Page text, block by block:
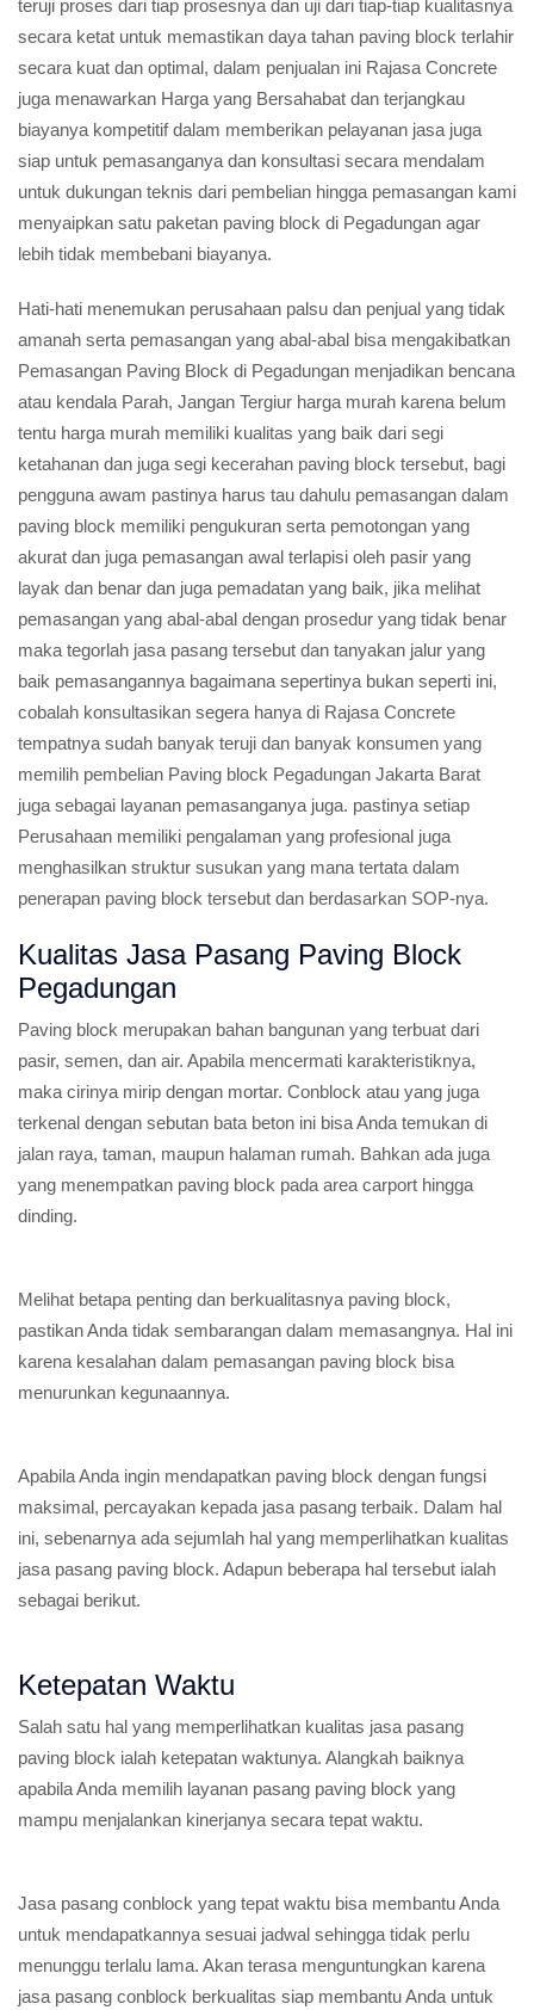
teruji proses dari tiap prosesnya dan uji dari tiap-tiap kualitasnya
secara ketat untuk memastikan daya tahan paving block terlahir
secara kuat dan optimal, dalam penjualan ini Rajasa Concrete
juga menawarkan Harga yang Bersahabat dan terjangkau
biayanya kompetitif dalam memberikan pelayanan jasa juga
siap untuk pemasanganya dan konsultasi secara mendalam
untuk dukungan teknis dari pembelian hingga pemasangan kami
menyaipkan satu paketan paving block di Pegadungan agar
lebih tidak membebani biayanya.
Hati-hati menemukan perusahaan palsu dan penjual yang tidak
amanah serta pemasangan yang abal-abal bisa mengakibatkan
Pemasangan Paving Block di Pegadungan menjadikan bencana
atau kendala Parah, Jangan Tergiur harga murah karena belum
tentu harga murah memiliki kualitas yang baik dari segi
ketahanan dan juga segi kecerahan paving block tersebut, bagi
pengguna awam pastinya harus tau dahulu pemasangan dalam
paving block memiliki pengukuran serta pemotongan yang
akurat dan juga pemasangan awal terlapisi oleh pasir yang
layak dan benar dan juga pemadatan yang baik, jika melihat
pemasangan yang abal-abal dengan prosedur yang tidak benar
maka tegorlah jasa pasang tersebut dan tanyakan jalur yang
baik pemasangannya bagaimana sepertinya bukan seperti ini,
cobalah konsultasikan segera hanya di Rajasa Concrete
tempatnya sudah banyak teruji dan banyak konsumen yang
memilih pembelian Paving block Pegadungan Jakarta Barat
juga sebagai layanan pemasanganya juga. pastinya setiap
Perusahaan memiliki pengalaman yang profesional juga
menghasilkan struktur susukan yang mana tertata dalam
penerapan paving block tersebut dan berdasarkan SOP-nya.
Kualitas Jasa Pasang Paving Block
Pegadungan
Paving block merupakan bahan bangunan yang terbuat dari
pasir, semen, dan air. Apabila mencermati karakteristiknya,
maka cirinya mirip dengan mortar. Conblock atau yang juga
terkenal dengan sebutan bata beton ini bisa Anda temukan di
jalan raya, taman, maupun halaman rumah. Bahkan ada juga
yang menempatkan paving block pada area carport hingga
dinding.
Melihat betapa penting dan berkualitasnya paving block,
pastikan Anda tidak sembarangan dalam memasangnya. Hal ini
karena kesalahan dalam pemasangan paving block bisa
menurunkan kegunaannya.
Apabila Anda ingin mendapatkan paving block dengan fungsi
maksimal, percayakan kepada jasa pasang terbaik. Dalam hal
ini, sebenarnya ada sejumlah hal yang memperlihatkan kualitas
jasa pasang paving block. Adapun beberapa hal tersebut ialah
sebagai berikut.
Ketepatan Waktu
Salah satu hal yang memperlihatkan kualitas jasa pasang
paving block ialah ketepatan waktunya. Alangkah baiknya
apabila Anda memilih layanan pasang paving block yang
mampu menjalankan kinerjanya secara tepat waktu.
Jasa pasang conblock yang tepat waktu bisa membantu Anda
untuk mendapatkannya sesuai jadwal sehingga tidak perlu
menunggu terlalu lama. Akan terasa menguntungkan karena
jasa pasang conblock berkualitas siap membantu Anda untuk